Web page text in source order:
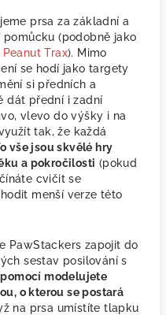
prsa za základní a
(podobně jako
Peanut Trax). Mimo
se hodí jako targety
si předních a
dát přední i zadní
vlevo do výšky i na
tak, že každá
vše jsou skvělé hry
a pokročilosti (pokud
cvičit se
menší verze této
PawStackers zapojit do
sestav posilování s
modelujete
o kterou se postará
na prsa umístíte tlapku